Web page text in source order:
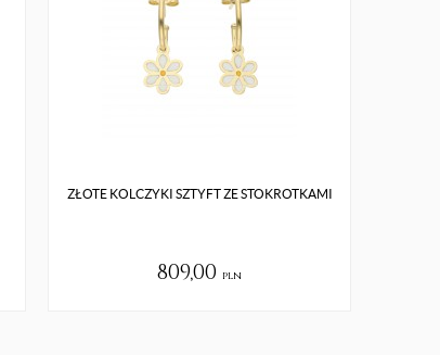
ZŁOTE KOLCZYKI SZTYFT ZE STOKROTKAMI
809,00 pln